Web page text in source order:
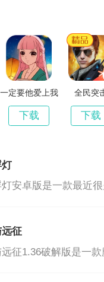
一定要他爱上我
下载
全民突
下载
征